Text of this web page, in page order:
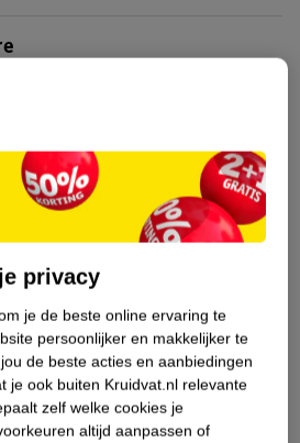
Alle Zonnefluïde
privacy
je de beste online ervaring te
persoonlijker en makkelijker te
de beste acties en aanbiedingen
je ook buiten Kruidvat.nl relevante
zelf welke cookies je
altijd aanpassen of